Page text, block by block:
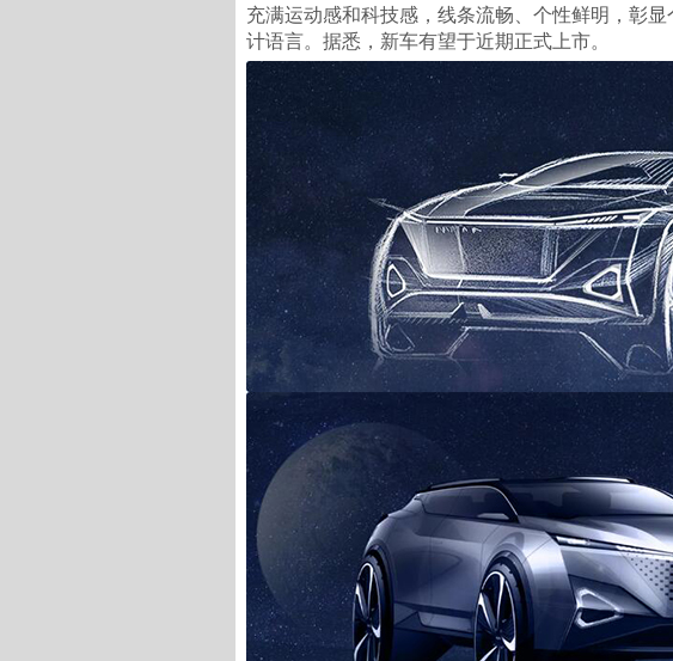
充满运动感和科技感，线条流畅、个性鲜明，彰
计语言。据悉，新车有望于近期正式上市。